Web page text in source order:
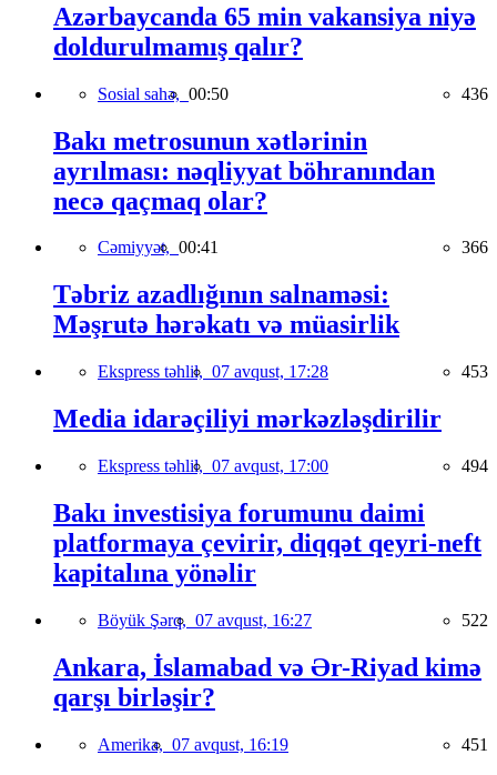
Azərbaycanda 65 min vakansiya niyə
doldurulmamış qalır?
Sosial sahə, 00:50 436
Bakı metrosunun xətlərinin
ayrılması: nəqliyyat böhranından
necə qaçmaq olar?
Cəmiyyət, 00:41 366
Təbriz azadlığının salnaməsi:
Məşrutə hərəkatı və müasirlik
Ekspress təhlil, 07 avqust, 17:28 453
Media idarəçiliyi mərkəzləşdirilir
Ekspress təhlil, 07 avqust, 17:00 494
Bakı investisiya forumunu daimi
platformaya çevirir, diqqət qeyri-neft
kapitalına yönəlir
Böyük Şərq, 07 avqust, 16:27 522
Ankara, İslamabad və Ər-Riyad kimə
qarşı birləşir?
Amerika, 07 avqust, 16:19 451